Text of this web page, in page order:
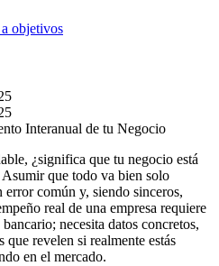
objetivos
¿significa que tu negocio está
que todo va bien solo
común y, siendo sinceros,
real de una empresa requiere
necesita datos concretos,
que revelen si realmente estás
en el mercado.